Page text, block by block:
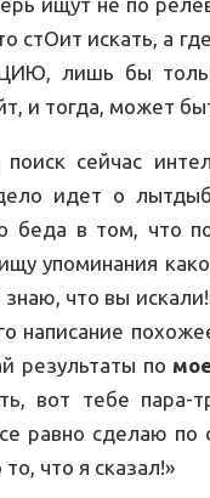
стОит искать, а
лишь бы
и тогда, может
сейчас
идет о
беда в том, что
упоминания
знаю, что вы
написание
результаты по
вот тебе пара-
равно сделаю по
что я сказал!»